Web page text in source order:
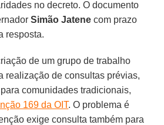
no decreto. O documento
Simão Jatene com prazo
resposta.
de um grupo de trabalho
realização de consultas prévias,
comunidades tradicionais,
169 da OIT. O problema é
exige consulta também para